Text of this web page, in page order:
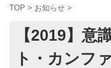
TOP > お知らせ >
【2019】意
ト・カンフ